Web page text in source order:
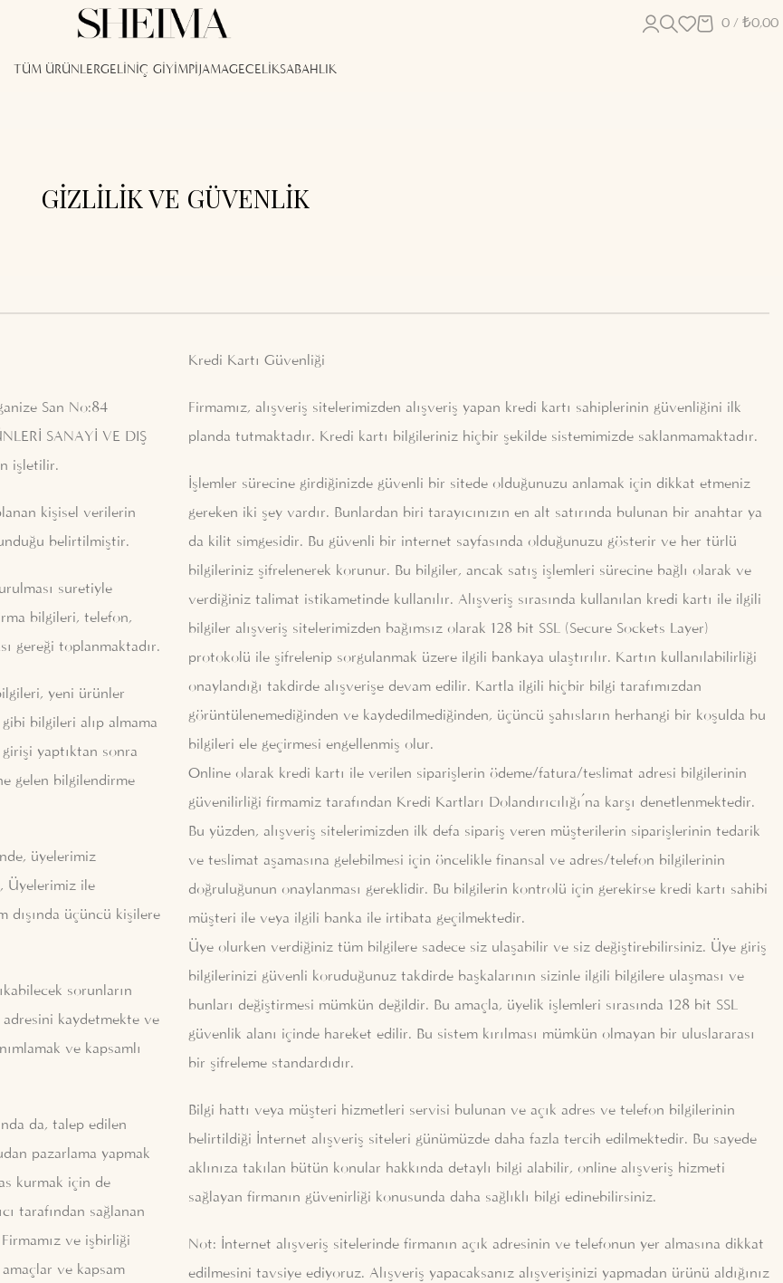
0 / ₺0,00
TÜM ÜRÜNLERGELİNİÇ GİYİMPİJAMAGECELİKSABAHLIK
GIZLILIK VE GÜVENLIK
San No:84
SANAYİ VE DIŞ
işletilir.
kişisel verilerin
belirtilmiştir.
suretiyle
bilgileri, telefon,
gereği toplanmaktadır.
yeni ürünler
bilgileri alıp almama
yaptıktan sonra
gelen bilgilendirme
üyelerimiz
Üyelerimiz ile
dışında üçüncü kişilere
sorunların
adresini kaydetmekte ve
ve kapsamlı
da, talep edilen
pazarlama yapmak
kurmak için de
tarafından sağlanan
ve işbirliği
ve kapsam
Kredi Kartı Güvenliği
Firmamız, alışveriş sitelerimizden alışveriş yapan kredi kartı sahiplerinin güvenliğini ilk
planda tutmaktadır. Kredi kartı bilgileriniz hiçbir şekilde sistemimizde saklanmamaktadır.
İşlemler sürecine girdiğinizde güvenli bir sitede olduğunuzu anlamak için dikkat etmeniz
gereken iki şey vardır. Bunlardan biri tarayıcınızın en alt satırında bulunan bir anahtar ya
da kilit simgesidir. Bu güvenli bir internet sayfasında olduğunuzu gösterir ve her türlü
bilgileriniz şifrelenerek korunur. Bu bilgiler, ancak satış işlemleri sürecine bağlı olarak ve
verdiğiniz talimat istikametinde kullanılır. Alışveriş sırasında kullanılan kredi kartı ile ilgili
bilgiler alışveriş sitelerimizden bağımsız olarak 128 bit SSL (Secure Sockets Layer)
protokolü ile şifrelenip sorgulanmak üzere ilgili bankaya ulaştırılır. Kartın kullanılabilirliği
onaylandığı takdirde alışverişe devam edilir. Kartla ilgili hiçbir bilgi tarafımızdan
görüntülenemediğinden ve kaydedilmediğinden, üçüncü şahısların herhangi bir koşulda bu
bilgileri ele geçirmesi engellenmiş olur.
Online olarak kredi kartı ile verilen siparişlerin ödeme/fatura/teslimat adresi bilgilerinin
güvenilirliği firmamiz tarafından Kredi Kartları Dolandırıcılığı’na karşı denetlenmektedir.
Bu yüzden, alışveriş sitelerimizden ilk defa sipariş veren müşterilerin siparişlerinin tedarik
ve teslimat aşamasına gelebilmesi için öncelikle finansal ve adres/telefon bilgilerinin
doğruluğunun onaylanması gereklidir. Bu bilgilerin kontrolü için gerekirse kredi kartı sahibi
müşteri ile veya ilgili banka ile irtibata geçilmektedir.
Üye olurken verdiğiniz tüm bilgilere sadece siz ulaşabilir ve siz değiştirebilirsiniz. Üye giriş
bilgilerinizi güvenli koruduğunuz takdirde başkalarının sizinle ilgili bilgilere ulaşması ve
bunları değiştirmesi mümkün değildir. Bu amaçla, üyelik işlemleri sırasında 128 bit SSL
güvenlik alanı içinde hareket edilir. Bu sistem kırılması mümkün olmayan bir uluslararası
bir şifreleme standardıdır.
Bilgi hattı veya müşteri hizmetleri servisi bulunan ve açık adres ve telefon bilgilerinin
belirtildiği İnternet alışveriş siteleri günümüzde daha fazla tercih edilmektedir. Bu sayede
aklınıza takılan bütün konular hakkında detaylı bilgi alabilir, online alışveriş hizmeti
sağlayan firmanın güvenirliği konusunda daha sağlıklı bilgi edinebilirsiniz.
Not: İnternet alışveriş sitelerinde firmanın açık adresinin ve telefonun yer almasına dikkat
edilmesini tavsiye ediyoruz. Alışveriş yapacaksanız alışverişinizi yapmadan ürünü aldığınız